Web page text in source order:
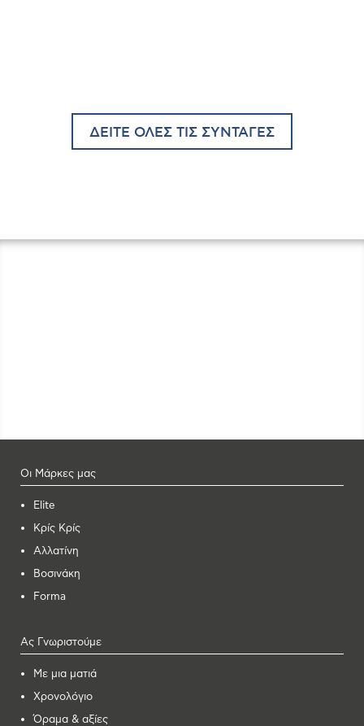
ΔΕΙΤΕ ΟΛΕΣ ΤΙΣ ΣΥΝΤΑΓΕΣ
Οι Μάρκες μας
Elite
Κρίς Κρίς
Αλλατίνη
Βοσινάκη
Forma
Ας Γνωριστούμε
Με μια ματιά
Χρονολόγιο
Όραμα & αξίες